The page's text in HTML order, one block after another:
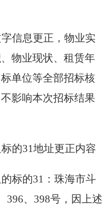
信息更正，物业实
物业现状、租赁年
单位等全部招标核
影响本次招标结果
的31地址更正内容
标的31 ：珠海市斗
396、 398号，因上述